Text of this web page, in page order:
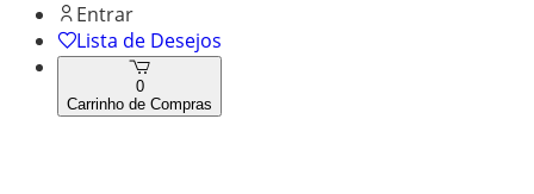
Entrar
Lista de Desejos
0
Carrinho de Compras